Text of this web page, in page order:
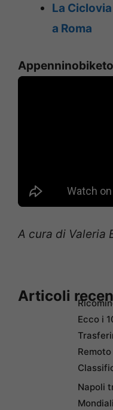
La
a Roma
A cura di Valeria
Articoli
Ecco i
Napoli